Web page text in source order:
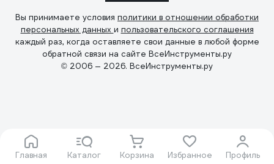
Главная Каталог Корзина Избранное Профиль
Вы принимаете условия политики в отношении обработки
персональных данных и пользовательского соглашения
каждый раз, когда оставляете свои данные в любой форме
обратной связи на сайте ВсеИнструменты.ру
© 2006 — 2026. ВсеИнструменты.ру